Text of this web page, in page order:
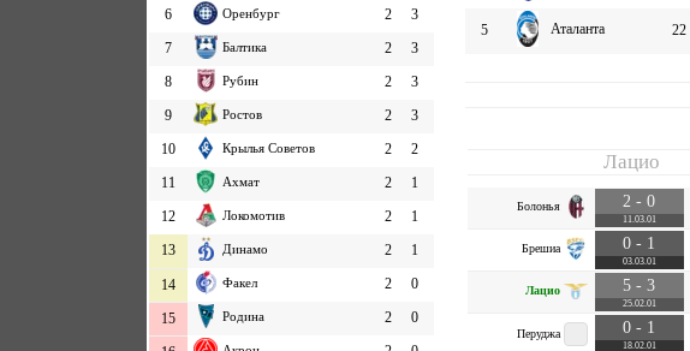
6
Оренбург 2
3
7
Балтика 2
3
8
Рубин 2
3
9
Ростов 2
3
10
Крылья Советов 2
2
11
Ахмат 2
1
12
Локомотив 2
1
13
Динамо 2 1
14 Факел 2 0
15 Родина 2 0
5 Аталанта 22
Лацио
Болонья 2 - 0
11.03.01
Брешиа 0 - 1
03.03.01
Лацио 5 - 3
25.02.01
Перуджа 0 - 1
18.02.01